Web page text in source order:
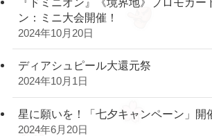
ン：ミニ大会開催！
2024年10月20日
ディアシュピール大還元祭
2024年10月1日
星に願いを！「七夕キャンペーン」開
2024年6月20日